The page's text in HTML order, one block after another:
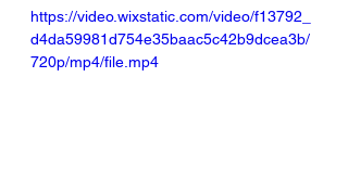
https://video.wixstatic.com/video/f13792_
d4da59981d754e35baac5c42b9dcea3b/
720p/mp4/file.mp4